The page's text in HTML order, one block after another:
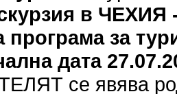
в ЧЕХИЯ
програма за
дата
се явява